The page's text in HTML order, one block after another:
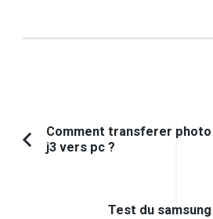
Navigation
d'article
Article
Comment transferer photo
j3 vers pc ?
Test du